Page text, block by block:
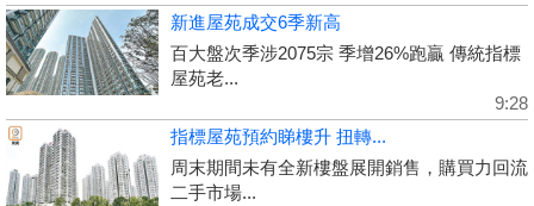
新進屋苑成交6季新高
百大盤次季涉2075宗 季增26%跑贏 傳統指標
屋苑老...
9:28
指標屋苑預約睇樓升 扭轉...
周末期間未有全新樓盤展開銷售，購買力回流
二手市場...